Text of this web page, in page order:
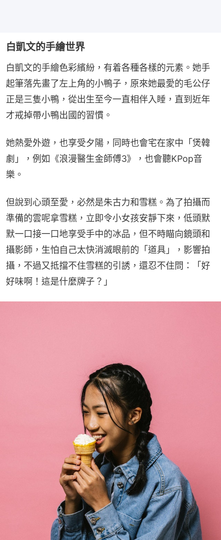
白凱文的手繪世界
白凱文的手繪色彩繽紛，有着各種各樣的元素。她手
起筆落先畫了左上角的小鴨子，原來她最愛的毛公仔
正是三隻小鴨，從出生至今一直相伴入睡，直到近年
才戒掉帶小鴨出國的習慣。
她熱愛外遊，也享受夕陽，同時也會宅在家中「煲韓
劇」，例如《浪漫醫生金師傅3》，也會聽KPop音
樂。
但說到心頭至愛，必然是朱古力和雪糕。為了拍攝而
準備的雲呢拿雪糕，立即令小女孩安靜下來，低頭默
默一口接一口地享受手中的冰品，但不時瞄向鏡頭和
攝影師，生怕自己太快消滅眼前的「道具」，影響拍
攝，不過又抵擋不住雪糕的引誘，還忍不住問：「好
好味啊！這是什麼牌子？」